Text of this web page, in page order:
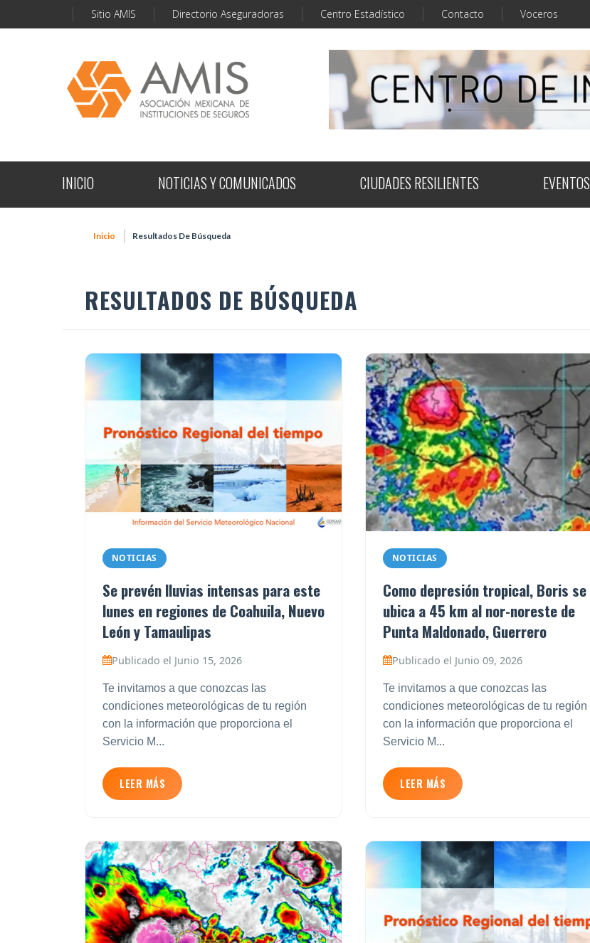
Sitio AMIS Directorio Aseguradoras Centro Estadístico Contacto Voceros
INICIO NOTICIAS Y COMUNICADOS CIUDADES RESILIENTES EVENTOS
Inicio Resultados De Búsqueda
RESULTADOS DE BÚSQUEDA
NOTICIAS
Se prevén lluvias intensas para este
lunes en regiones de Coahuila, Nuevo
León y Tamaulipas
Publicado el Junio 15, 2026
Te invitamos a que conozcas las
condiciones meteorológicas de tu región
con la información que proporciona el
Servicio M...
LEER MÁS
NOTICIAS
Como depresión tropical, Boris se
ubica a 45 km al nor-noreste de
Punta Maldonado, Guerrero
Publicado el Junio 09, 2026
Te invitamos a que conozcas las
condiciones meteorológicas de tu región
con la información que proporciona el
Servicio M...
LEER MÁS